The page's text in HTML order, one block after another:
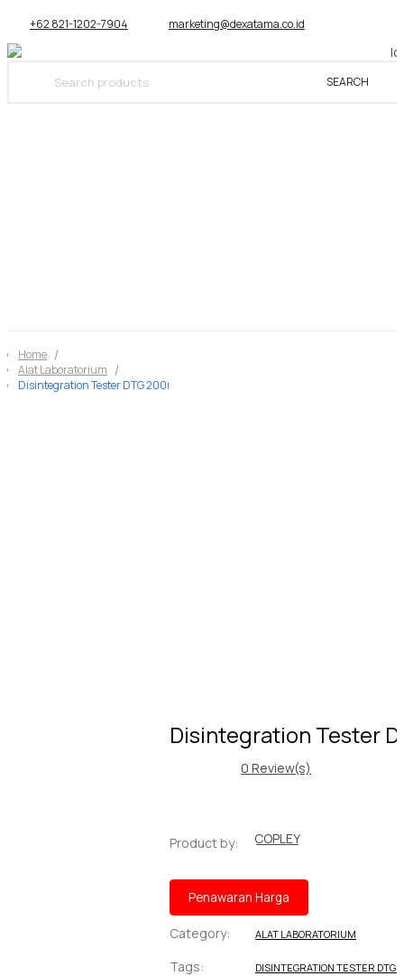
+62 821-1202-7904 marketing@dexatama.co.id
SEARCH
Home
Alat Laboratorium
Disintegration Tester DTG 200i
Disintegration Tester
0 Review(s)
Product by: COPLEY
Penawaran Harga
Category: ALAT LABORATORIUM
Tags: DISINTEGRATION TESTER DTG